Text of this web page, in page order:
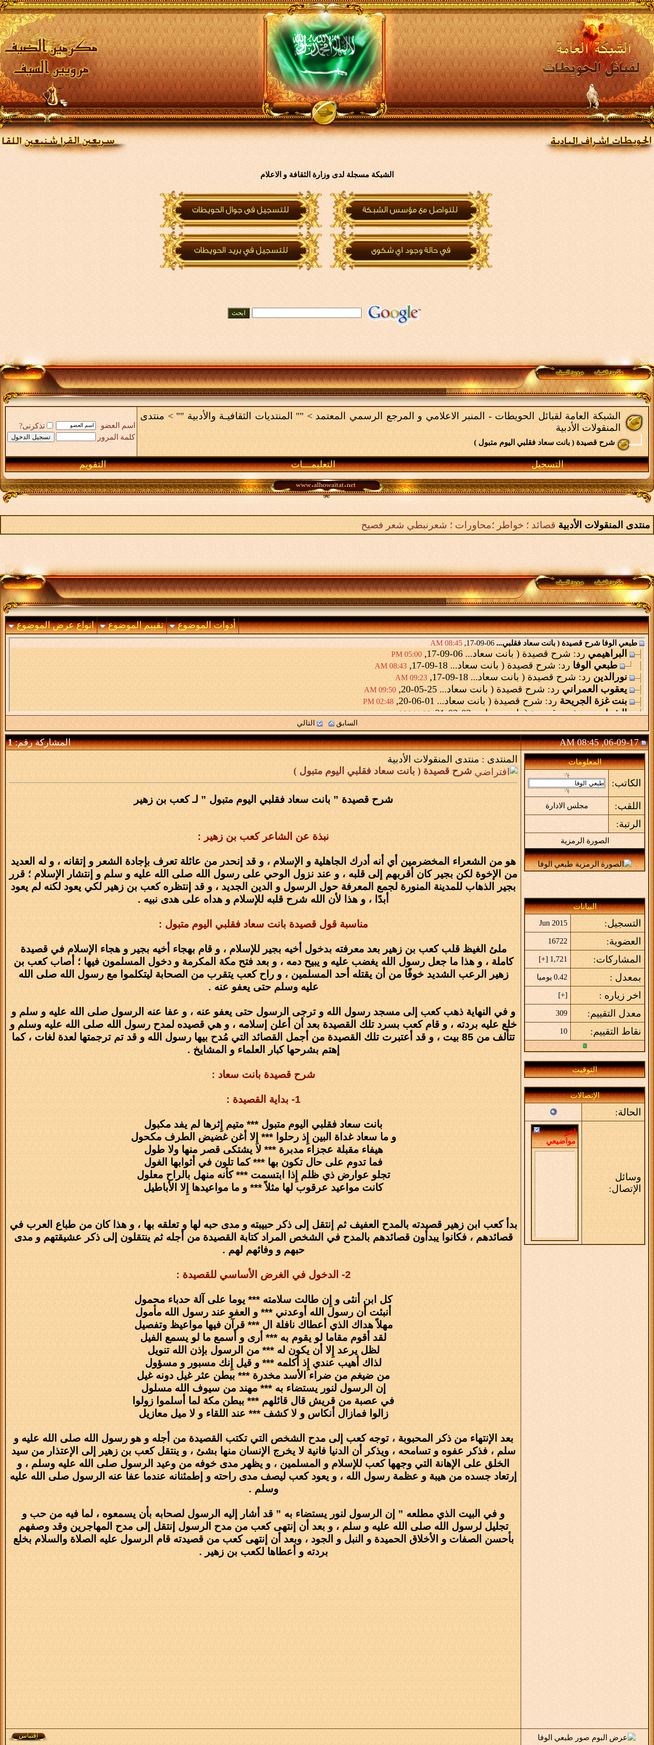
الشبكة مسجلة لدى وزارة الثقافة و الاعلام
الشبكة العامة لقبائل الحويطات - المنبر الاعلامي و المرجع الرسمي المعتمد > "" المنتديات الثقافيـة والأدبية "" > منتدى
المنقولات الأدبية
شرح قصيدة ( بانت سعاد فقلبي اليوم متبول )
اسم العضو
تذكرنى?
كلمة المرور
التسجيل التعليمـــات التقويم
منتدى المنقولات الأدبية قصائد ؛ خواطر ؛محاورات ؛ شعرنبطي شعر فصيح
أدوات الموضوع تقييم الموضوع انواع عرض الموضوع
طبعي الوفا شرح قصيدة ( بانت سعاد فقلبي... 08:45 AM
البراهيمي رد: شرح قصيدة ( بانت سعاد... 05:00 PM
طبعي الوفا رد: شرح قصيدة ( بانت سعاد... 08:43 AM
نورالدين رد: شرح قصيدة ( بانت سعاد... 09:23 AM
يعقوب العمراني رد: شرح قصيدة ( بانت سعاد... 09:50 AM
بنت غزة الجريحة رد: شرح قصيدة ( بانت سعاد... 02:48 PM
الشهاب رد: شرح قصيدة ( بانت سعاد...02-02-21,
11:06 AM
السابق التالي
06-09-17, 08:45 AM المشاركة رقم:1
المعلومات
الكاتب:
اللقب: مجلس الادارة
الرتبة:
الصورة الرمزية
البيانات
التسجيل: Jun 2015
العضوية: 16722
المشاركات: 1,721 [
+
]
بمعدل : 0.42 يوميا
اخر زياره : [
+
]
معدل التقييم: 309
نقاط التقييم: 10
التوقيت
الإتصالات
الحالة:
وسائل
الإتصال:
اخر
مواضيعي
المنتدى : منتدى المنقولات الأدبية
شرح قصيدة ( بانت سعاد فقلبي اليوم متبول )
شرح قصيدة ” بانت سعاد فقلبي اليوم متبول ” لـ كعب بن زهير
نبذة عن الشاعر كعب بن زهير :
هو من الشعراء المخضرمين أي أنه أدرك الجاهلية و الإسلام ، و قد إنحدر من عائلة تعرف بإجادة الشعر و إتقانه ، و له العديد
من الإخوة لكن بجير كان أقربهم إلى قلبه ، و عند نزول الوحي على رسول الله صلى الله عليه و سلم و إنتشار الإسلام ؛ قرر
بجير الذهاب للمدينة المنورة لجمع المعرفة حول الرسول و الدين الجديد ، و قد إنتظره كعب بن زهير لكي يعود لكنه لم يعود
أبدًا ، و هذا لأن الله شرح قلبه للإسلام و هداه على هدى نبيه .
مناسبة قول قصيدة بانت سعاد فقلبي اليوم متبول :
ملئ الغيظ قلب كعب بن زهير بعد معرفته بدخول أخيه بجير للإسلام ، و قام بهجاء أخيه بجير و هجاء الإسلام في قصيدة
كاملة ، و هذا ما جعل رسول الله يغضب عليه و يبيح دمه ، و بعد فتح مكة المكرمة و دخول المسلمون فيها ؛ أصاب كعب بن
زهير الرعب الشديد خوفًا من أن يقتله أحد المسلمين ، و راح كعب يتقرب من الصحابة ليتكلموا مع رسول الله صلى الله
عليه وسلم حتى يعفو عنه .
و في النهاية ذهب كعب إلى مسجد رسول الله و ترجى الرسول حتى يعفو عنه ، و عفا عنه الرسول صلى الله عليه و سلم و
خلع عليه بردته ، و قام كعب بسرد تلك القصيدة بعد أن أعلن إسلامه ، و هي قصيده لمدح رسول الله صلى الله عليه وسلم و
تتألف من 85 بيت ، و قد أعتبرت تلك القصيدة من أجمل القصائد التي مُدح بيها رسول الله و قد تم ترجمتها لعدة لغات ، كما
إهتم بشرحها كبار العلماء و المشايخ .
شرح قصيدة بانت سعاد :
1- بداية القصيدة :
بانت سعاد فقلبي اليوم متبول *** متيم إِثرها لم يفد مكبول
و ما سعاد غداة البين إِذ رحلوا *** إِلا أغن غضيض الطرف مكحول
هيفاء مقبلة عجزاء مدبرة *** لا يشتكى قصر منها ولا طول
فما تدوم على حال تكون بها *** كما تلون في أثوابها الغول
تجلو عوارض ذي ظلم إِذا ابتسمت *** كأنه منهل بالراح معلول
كانت مواعيد عرقوب لها مثلاً *** و ما مواعيدها إِلا الأباطيل
بدأ كعب ابن زهير قصيدته بالمدح العفيف ثم إنتقل إلى ذكر حبيبته و مدى حبه لها و تعلقه بها ، و هذا كان من طباع العرب في
قصائدهم ، فكانوا يبدأون قصائدهم بالمدح في الشخص المراد كتابة القصيدة من أجله ثم ينتقلون إلى ذكر عشيقتهم و مدى
حبهم و وفائهم لهم .
2- الدخول في الغرض الأساسي للقصيدة :
كل ابن أنثى و إِن طالت سلامته *** يوما على آلة حدباء محمول
أنبئت أن رسول الله أوعدني *** و العفو عند رسول الله مأمول
مهلاً هداك الذي أعطاك نافلة ال *** قرآن فيها مواعيظ وتفصيل
لقد أقوم مقاما لو يقوم به *** أرى و أسمع ما لو يسمع الفيل
لظل يرعد إِلا أن يكون له *** من الرسول بإذن الله تنويل
لذاك أهيب عندي إِذ أكلمه *** و قيل إِنك مسبور و مسؤول
من ضيغم من ضراء الأسد مخدرة *** ببطن عثر غيل دونه غيل
إن الرسول لنور يستضاء به *** مهند من سيوف الله مسلول
في عصبة من قريش قال قائلهم *** ببطن مكة لما أسلموا زولوا
زالوا فمازال أنكاس و لا كشف *** عند اللقاء و لا ميل معازيل
بعد الإنتهاء من ذكر المحبوبة ، توجه كعب إلى مدح الشخص التي تكتب القصيدة من أجله و هو رسول الله صلى الله عليه و
سلم ، فذكر عفوه و تسامحه ، ويذكر أن الدنيا فانية لا يخرج الإنسان منها بشئ ، و ينتقل كعب بن زهير إلى الإعتذار من سيد
الخلق على الإهانة التي وجهها كعب للإسلام و المسلمين ، و يظهر مدى خوفه من وعيد الرسول صلى الله عليه وسلم ، و
إرتعاد جسده من هيبة و عظمة رسول الله ، و يعود كعب ليصف مدى راحته و إطمئنانه عندما عفا عنه الرسول صلى الله عليه
وسلم .
و في البيت الذي مطلعه ” إن الرسول لنور يستضاء به ” قد أشار إليه الرسول لصحابه بأن يسمعوه ، لما فيه من حب و
تجليل لرسول الله صلى الله عليه و سلم ، و بعد أن إنتهى كعب من مدح الرسول إنتقل إلى مدح المهاجرين وقد وصفهم
بأحسن الصفات و الأخلاق الحميدة و النبل و الجود ، وبعد أن إنتهى كعب من قصيدته قام الرسول عليه الصلاة والسلام بخلع
بردته و أعطاها لكعب بن زهير .